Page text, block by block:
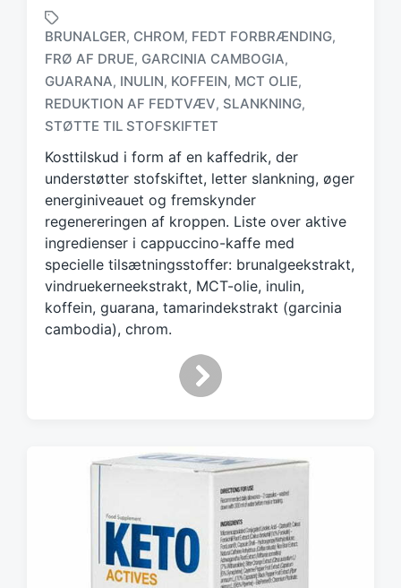
T
a
g
e
d
w
h
BRUNALGER, CHROM, FEDT FORBRÆNDING,
FRØ AF DRUE, GARCINIA CAMBOGIA,
GUARANA, INULIN, KOFFEIN, MCT OLIE,
REDUKTION AF FEDTVÆV, SLANKNING,
STØTTE TIL STOFSKIFTET
Kosttilskud i form af en kaffedrik, der
understøtter stofskiftet, letter slankning, øger
energiniveauet og fremskynder
regenereringen af kroppen. Liste over aktive
ingredienser i cappuccino-kaffe med
specielle tilsætningsstoffer: brunalgeekstrakt,
vindruekerneekstrakt, MCT-olie, inulin,
koffein, guarana, tamarindekstrakt (garcinia
cambodia), chrom.